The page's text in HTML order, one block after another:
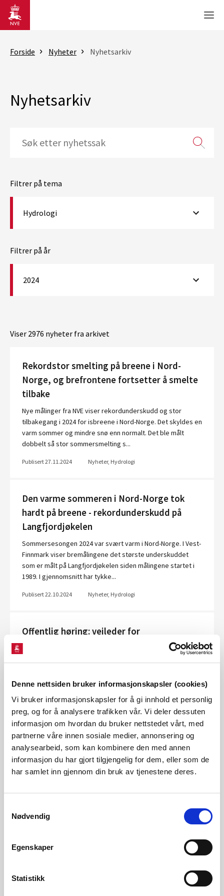
Denne nettsiden bruker informasjonskapsler (cookies)
Vi bruker informasjonskapsler for å gi innhold et personlig
preg, og for å analysere trafikken vår. Vi deler dessuten
informasjon om hvordan du bruker nettstedet vårt, med
partnerne våre innen sosiale medier, annonsering og
analysearbeid, som kan kombinere den med annen
informasjon du har gjort tilgjengelig for dem, eller som de
har samlet inn gjennom din bruk av tjenestene deres.
Nødvendig
Egenskaper
Statistikk
Gå til hovedinnhold
Forside Nyheter Nyhetsarkiv
Nyhetsarkiv
Filtrer på tema
Hydrologi
Filtrer på år
2024
Viser 2976 nyheter fra arkivet
Rekordstor smelting på breene i Nord-
Norge, og brefrontene fortsetter å smelte
tilbake
Nye målinger fra NVE viser rekordunderskudd og stor
tilbakegang i 2024 for isbreene i Nord-Norge. Det skyldes en
varm sommer og mindre snø enn normalt. Det ble målt
dobbelt så stor sommersmelting s...
Publisert 27.11.2024 Nyheter, Hydrologi
Den varme sommeren i Nord-Norge tok
hardt på breene - rekordunderskudd på
Langfjordjøkelen
Sommersesongen 2024 var svært varm i Nord-Norge. I Vest-
Finnmark viser bremålingene det største underskuddet
som er målt på Langfjordjøkelen siden målingene startet i
1989. I gjennomsnitt har tykke...
Publisert 22.10.2024 Nyheter, Hydrologi
Offentlig høring: veileder for
flomberegning
NVE sender ut forslag til veileder for flomberegninger på
Endringer i NVEs hydrologiske database
Brukere av hydrologiske data kan fra 16.oktober oppleve ny
arkivstruktur i NVEs hydrologiske database HydraII. Sender
NVE ut flom- og jordskredvarsel kan datoen for omlegging
utsettes. Endringene v...
Publisert 14.10.2024 Nyheter, Hydrologi
fra NVE under ekstremværet Hans
informasjonen og bistanden fra NVE under ekstremværet
Hans. Rapporten peker på viktige områder hvor NVE kan